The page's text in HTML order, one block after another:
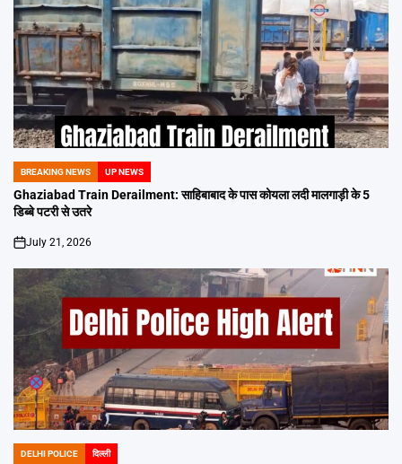
POSTED
IN
BREAKING NEWS UP NEWS
Ghaziabad Train Derailment: साहिबाबाद के पास कोयला लदी मालगाड़ी के 5
डिब्बे पटरी से उतरे
on
July 21, 2026
POSTED
DELHI POLICE दिल्ली